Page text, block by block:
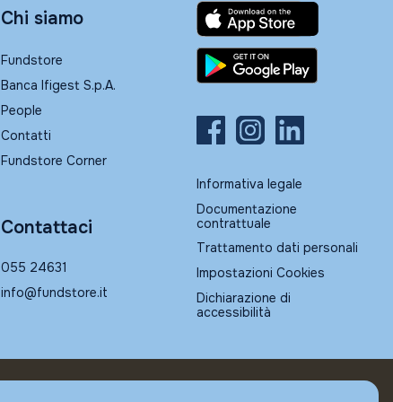
Chi siamo
Fundstore
Banca Ifigest S.p.A.
People
Contatti
Fundstore Corner
Contattaci
055 24631
info@fundstore.it
Informativa legale
Documentazione
contrattuale
Trattamento dati personali
Impostazioni Cookies
Dichiarazione di
accessibilità